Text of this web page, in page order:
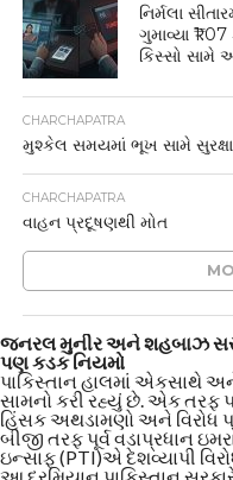
નિર્મલા
ગુમાવ્યા
કિસ્સો સામે
CHARCHAPATRA
મુશ્કેલ સમયમાં ભૂખ સામે સુરક્ષા
CHARCHAPATRA
વાહન પ્રદૂષણથી મોત
જનરલ મુનીર અને શહબાઝ
પણ કડક નિયમો
પાકિસ્તાન હાલમાં એકસાથે
સામનો કરી રહ્યું છે. એક તરફ
હિંસક અથડામણો અને વિરોધ
બીજી તરફ પૂર્વ વડાપ્રધાન
ઇન્સાફ (PTI)એ દેશવ્યાપી